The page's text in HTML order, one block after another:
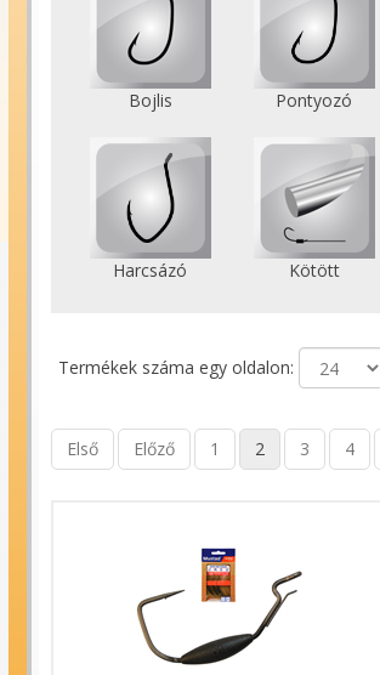
Bojlis Pontyozó
Harcsázó Kötött
Termékek száma egy oldalon:
Első Előző 1 2 3 4